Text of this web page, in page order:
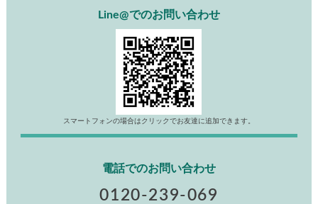
Line@でのお問い合わせ
スマートフォンの場合はクリックでお友達に追加できます。
電話でのお問い合わせ
0120-239-069